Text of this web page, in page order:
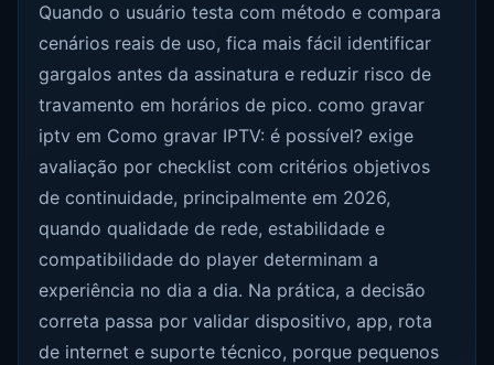
Quando o usuário testa com método e compara
cenários reais de uso, fica mais fácil identificar
gargalos antes da assinatura e reduzir risco de
travamento em horários de pico. como gravar
iptv em Como gravar IPTV: é possível? exige
avaliação por checklist com critérios objetivos
de continuidade, principalmente em 2026,
quando qualidade de rede, estabilidade e
compatibilidade do player determinam a
experiência no dia a dia. Na prática, a decisão
correta passa por validar dispositivo, app, rota
de internet e suporte técnico, porque pequenos